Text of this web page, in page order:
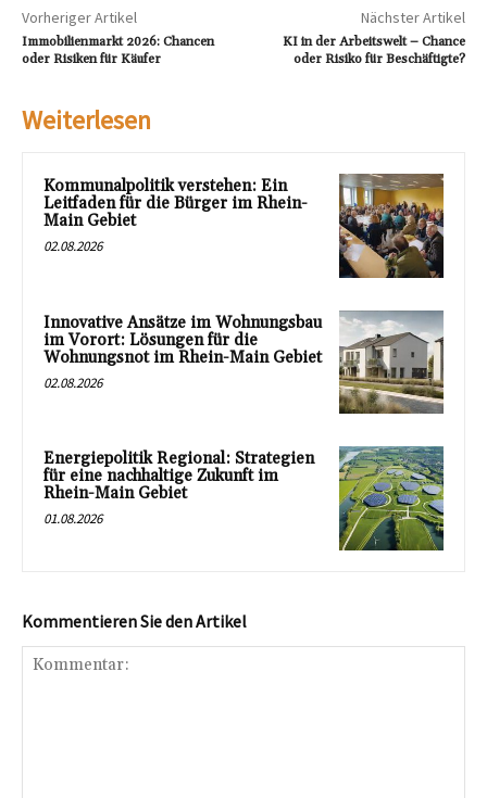
Vorheriger Artikel
Immobilienmarkt 2026: Chancen
oder Risiken für Käufer
Nächster Artikel
KI in der Arbeitswelt – Chance
oder Risiko für Beschäftigte?
Weiterlesen
Kommunalpolitik verstehen: Ein
Leitfaden für die Bürger im Rhein-
Main Gebiet
02.08.2026
Innovative Ansätze im Wohnungsbau
im Vorort: Lösungen für die
Wohnungsnot im Rhein-Main Gebiet
02.08.2026
Energiepolitik Regional: Strategien
für eine nachhaltige Zukunft im
Rhein-Main Gebiet
01.08.2026
Kommentieren Sie den Artikel